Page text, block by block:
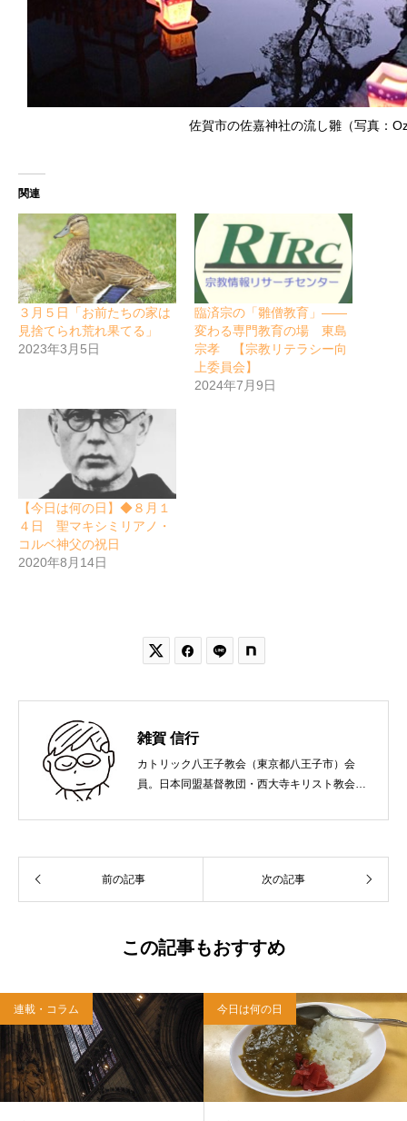
佐賀市の佐嘉神社の流し雛（写真：
関連
３月５日「お前たちの家は
見捨てられ荒れ果てる」
2023年3月5日
臨済宗の「雛僧教育」――
変わる専門教育の場 東島
宗孝 【宗教リテラシー向
上委員会】
2024年7月9日
【今日は何の日】◆８月１
４日 聖マキシミリアノ・
コルベ神父の祝日
2020年8月14日
 
雑賀 信行
カトリック八王子教会（東京都八王子市）会
員。日本同盟基督教団・西大寺キリスト教会
れ。関西学院大学社会学部卒業。９０年代、い
て、雜賀編集工房として独立。
前の記事 次の記事
この記事もおすすめ
連載・コラム 今日は何の日